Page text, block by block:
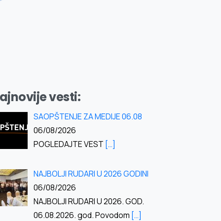
vesti:
SAOPŠTENJE ZA MEDIJE 06.08
06/08/2026
POGLEDAJTE VEST […]
NAJBOLJI RUDARI U 2026 GODINI
06/08/2026
NAJBOLJI RUDARI U 2026. GOD.
06.08.2026. god. Povodom […]